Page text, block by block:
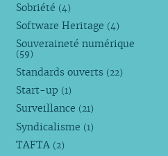
Sobriété (4)
Software Heritage (4)
Souveraineté numérique
(59)
Standards ouverts (22)
Start-up (1)
Surveillance (21)
Syndicalisme (1)
TAFTA (2)